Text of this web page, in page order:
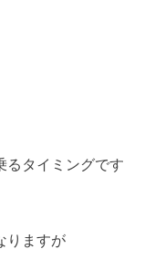
るタイミングです
りますが